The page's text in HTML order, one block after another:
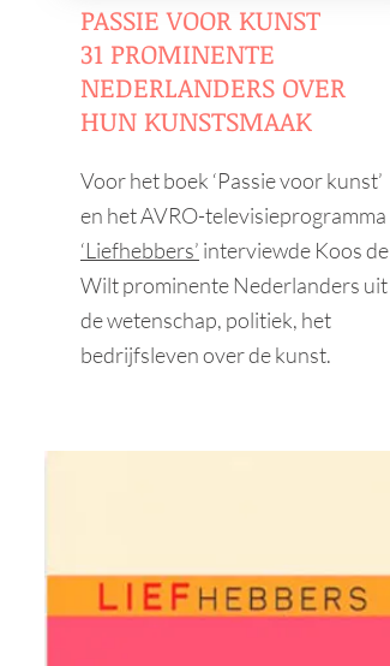
PASSIE VOOR KUNST
31 PROMINENTE
NEDERLANDERS OVER
HUN KUNSTSMAAK
Voor het boek ‘Passie voor kunst’
en het AVRO-televisieprogramma
‘Liefhebbers’ interviewde Koos de
Wilt prominente Nederlanders uit
de wetenschap, politiek, het
bedrijfsleven over de kunst.